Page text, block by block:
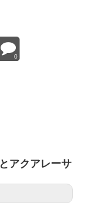
0
アクアレーサ